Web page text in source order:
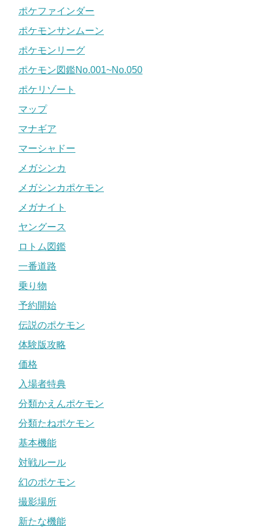
ポケファインダー
ポケモンサンムーン
ポケモンリーグ
ポケモン図鑑No.001~No.050
ポケリゾート
マップ
マナギア
マーシャドー
メガシンカ
メガシンカポケモン
メガナイト
ヤングース
ロトム図鑑
一番道路
乗り物
予約開始
伝説のポケモン
体験版攻略
価格
入場者特典
分類かえんポケモン
分類たねポケモン
基本機能
対戦ルール
幻のポケモン
撮影場所
新たな機能